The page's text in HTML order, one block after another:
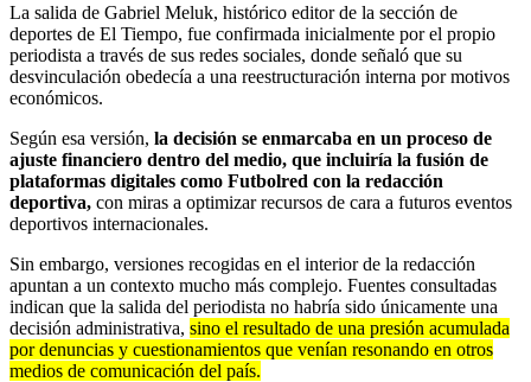
La salida de Gabriel Meluk, histórico editor de la sección de
deportes de El Tiempo, fue confirmada inicialmente por el propio
periodista a través de sus redes sociales, donde señaló que su
desvinculación obedecía a una reestructuración interna por motivos
económicos.
Según esa versión, la decisión se enmarcaba en un proceso de
ajuste financiero dentro del medio, que incluiría la fusión de
plataformas digitales como Futbolred con la redacción
deportiva, con miras a optimizar recursos de cara a futuros eventos
deportivos internacionales.
Sin embargo, versiones recogidas en el interior de la redacción
apuntan a un contexto mucho más complejo. Fuentes consultadas
indican que la salida del periodista no habría sido únicamente una
decisión administrativa, sino el resultado de una presión acumulada
por denuncias y cuestionamientos que venían resonando en otros
medios de comunicación del país.